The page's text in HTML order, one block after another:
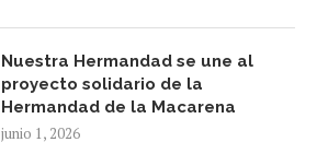
Nuestra Hermandad se une al
proyecto solidario de la
Hermandad de la Macarena
junio 1, 2026